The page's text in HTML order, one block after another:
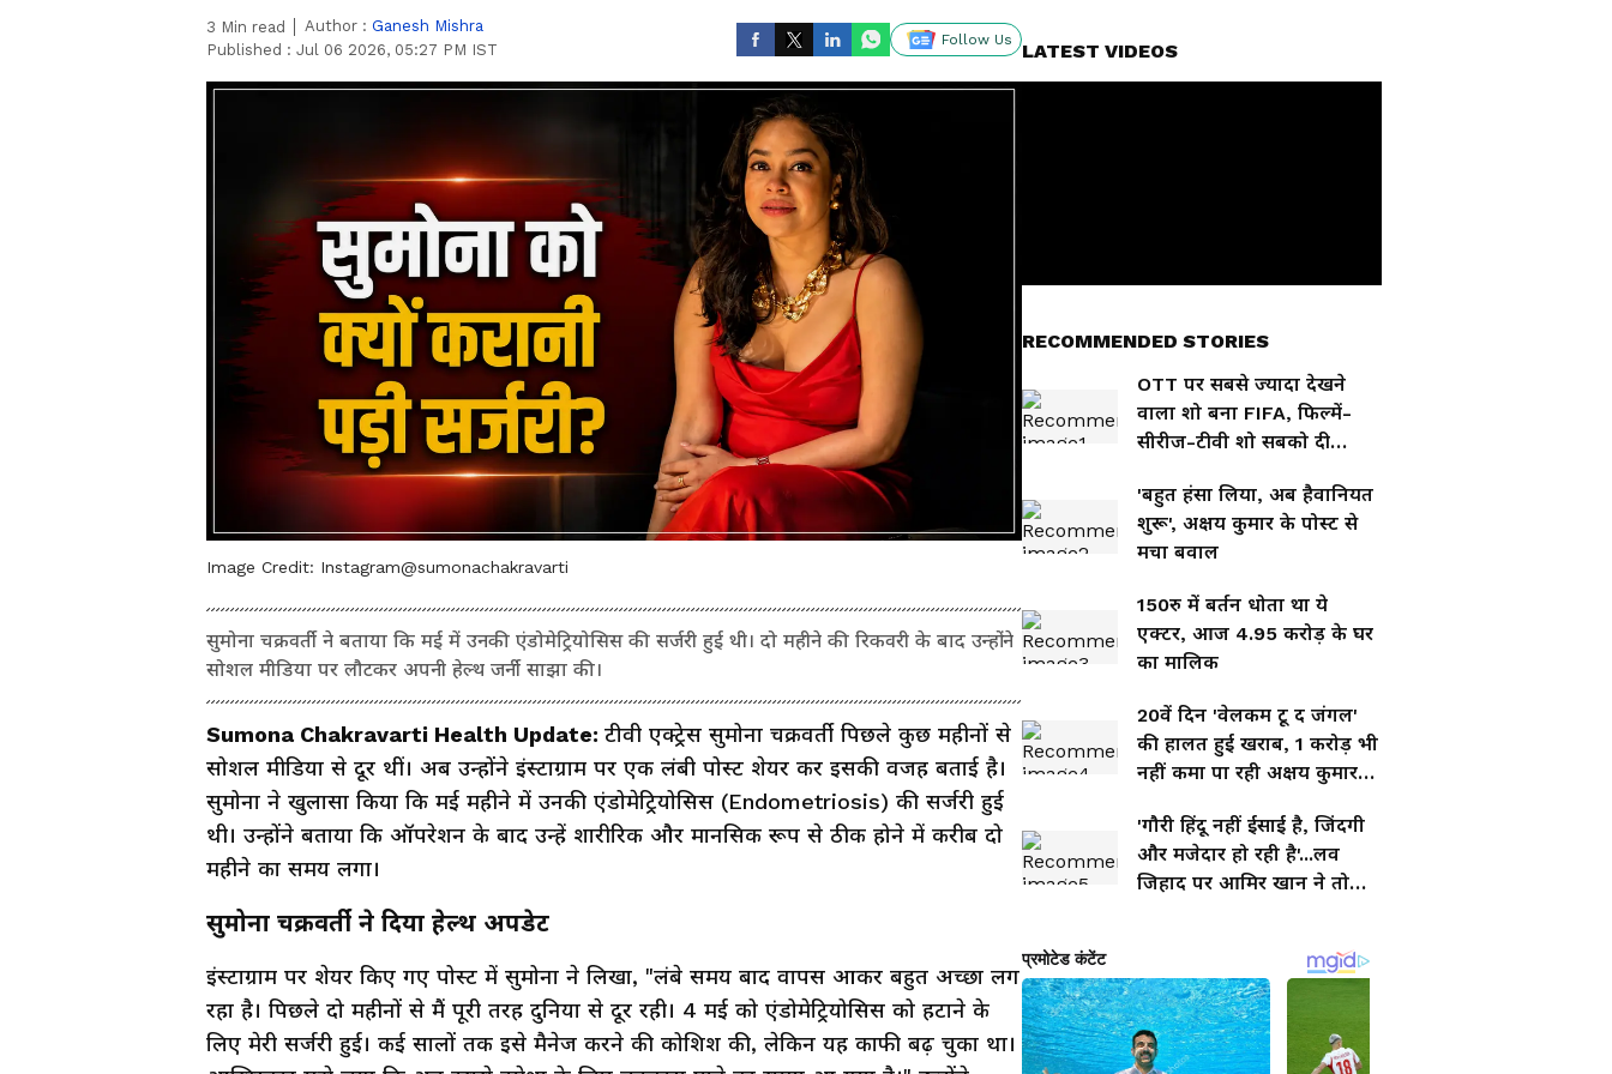
3 Min read Author : Ganesh Mishra
Published : Jul 06 2026, 05:27 PM IST
Follow Us
Image Credit: Instagram@sumonachakravarti
सुमोना चक्रवर्ती ने बताया कि मई में उनकी एंडोमेट्रियोसिस की सर्जरी हुई थी। दो महीने की रिकवरी के बाद उन्होंने
सोशल मीडिया पर लौटकर अपनी हेल्थ जर्नी साझा की।
Sumona Chakravarti Health Update: टीवी एक्ट्रेस सुमोना चक्रवर्ती पिछले कुछ महीनों से
सोशल मीडिया से दूर थीं। अब उन्होंने इंस्टाग्राम पर एक लंबी पोस्ट शेयर कर इसकी वजह बताई है।
सुमोना ने खुलासा किया कि मई महीने में उनकी एंडोमेट्रियोसिस (Endometriosis) की सर्जरी हुई
थी। उन्होंने बताया कि ऑपरेशन के बाद उन्हें शारीरिक और मानसिक रूप से ठीक होने में करीब दो
महीने का समय लगा।
सुमोना चक्रवर्ती ने दिया हेल्थ अपडेट
इंस्टाग्राम पर शेयर किए गए पोस्ट में सुमोना ने लिखा, "लंबे समय बाद वापस आकर बहुत अच्छा लग
रहा है। पिछले दो महीनों से मैं पूरी तरह दुनिया से दूर रही। 4 मई को एंडोमेट्रियोसिस को हटाने के
लिए मेरी सर्जरी हुई। कई सालों तक इसे मैनेज करने की कोशिश की, लेकिन यह काफी बढ़ चुका था।
LATEST VIDEOS
RECOMMENDED STORIES
OTT पर सबसे ज्यादा देखने
वाला शो बना FIFA, फिल्में-
सीरीज-टीवी शो सबको दी
'बहुत हंसा लिया, अब हैवानियत
शुरू', अक्षय कुमार के पोस्ट से
मचा बवाल
150रु में बर्तन धोता था ये
एक्टर, आज 4.95 करोड़ के घर
का मालिक
20वें दिन 'वेलकम टू द जंगल'
की हालत हुई खराब, 1 करोड़ भी
नहीं कमा पा रही अक्षय कुमार
'गौरी हिंदू नहीं ईसाई है, जिंदगी
और मजेदार हो रही है'...लव
जिहाद पर आमिर खान ने तोड़ी